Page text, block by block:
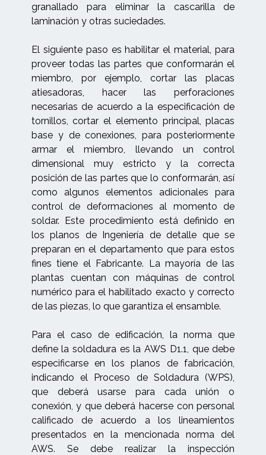
granallado para eliminar la cascarilla de
laminación y otras suciedades.
El siguiente paso es habilitar el material, para
proveer todas las partes que conformarán el
miembro, por ejemplo, cortar las placas
atiesadoras, hacer las perforaciones
necesarias de acuerdo a la especificación de
tornillos, cortar el elemento principal, placas
base y de conexiones, para posteriormente
armar el miembro, llevando un control
dimensional muy estricto y la correcta
posición de las partes que lo conformarán, así
como algunos elementos adicionales para
control de deformaciones al momento de
soldar. Este procedimiento está definido en
los planos de Ingeniería de detalle que se
preparan en el departamento que para estos
fines tiene el Fabricante. La mayoría de las
plantas cuentan con máquinas de control
numérico para el habilitado exacto y correcto
de las piezas, lo que garantiza el ensamble.
Para el caso de edificación, la norma que
define la soldadura es la AWS D1.1, que debe
especificarse en los planos de fabricación,
indicando el Proceso de Soldadura (WPS),
que deberá usarse para cada unión o
conexión, y que deberá hacerse con personal
calificado de acuerdo a los lineamientos
presentados en la mencionada norma del
AWS. Se debe realizar la inspección